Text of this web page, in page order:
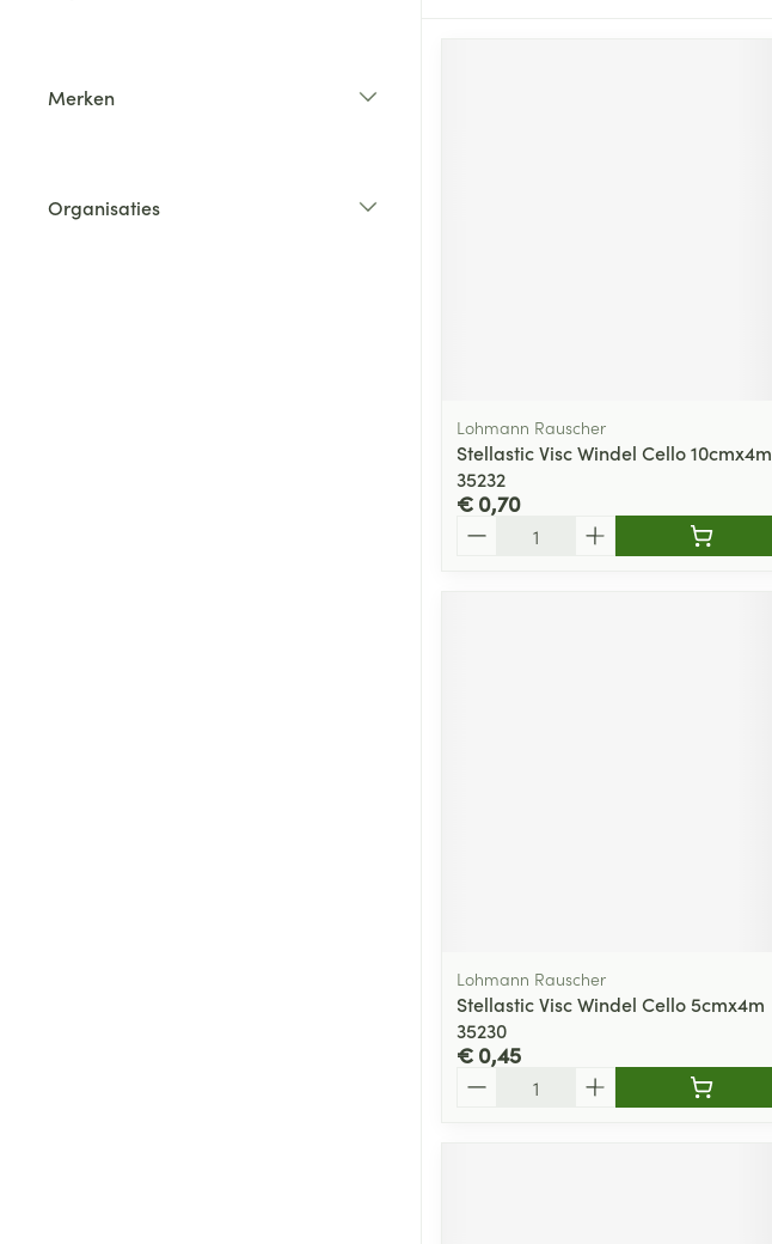
Merken
Organisaties
Lohmann Rauscher
Stellastic Visc Windel Cello 10cmx4m
35232
€ 0,70
Lohmann Rauscher
Stellastic Visc Windel Cello 5cmx4m
35230
€ 0,45